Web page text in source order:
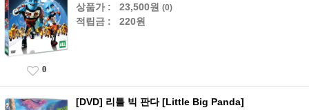
상품가 : 23,500원 (0)
적립금 : 220원
0
[DVD] 리틀 빅 판다 [Little Big Panda]